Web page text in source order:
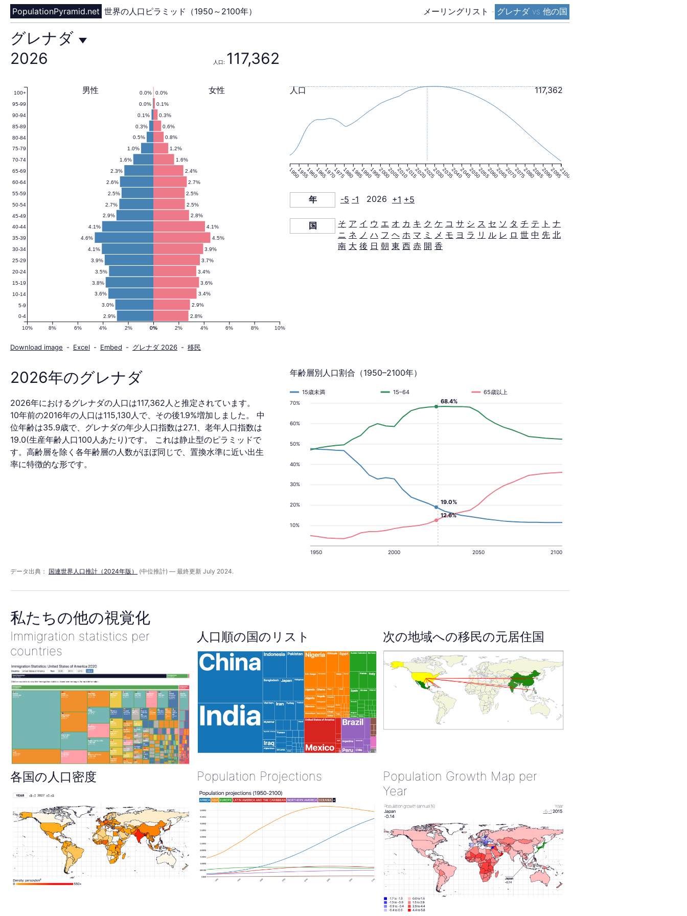
メーリングリスト - グレナダ vs 他の国
PopulationPyramid.net 世界の人口ピラミッド（1950～2100年）
グ
レ
ナ
ダ
の
人
口
ピ
ラ
ミ
ッ
年
グレナダ
2026
人口: 117,362
2.8%
2.9%
2.9%
3.0%
3.4%
3.6%
3.6%
3.8%
3.4%
3.5%
3.7%
3.9%
3.9%
4.1%
4.5%
4.6%
4.1%
4.1%
2.8%
2.9%
2.5%
2.7%
2.5%
2.5%
2.7%
2.6%
2.4%
2.3%
1.6%
1.6%
1.2%
1.0%
0.8%
0.5%
0.6%
0.3%
0.3%
0.1%
0.1%
0.0%
0.0%
0.0% 女性
男性
0% 2% 4% 6% 8% 10%
10% 8% 6% 4% 2% 0%
0-4
5-9
10-14
15-19
20-24
25-29
30-34
35-39
40-44
45-49
50-54
55-59
60-64
65-69
70-74
75-79
80-84
85-89
90-94
95-99
100+
Download image - Excel - Embed - グレナダ 2026 - 移民
1950195519601965197019751980198519901995200020052010201520202025203020352040204520502055206020652070207520802085209020952100
117,362
人口
年 -5 -1 2026 +1 +5
国 そ ア イ ウ エ オ カ キ ク ケ コ サ シ ス セ ソ タ チ テ ト ナ
ニ ネ ノ ハ フ ヘ ホ マ ミ メ モ ヨ ラ リ ル レ ロ 世 中 先 北
南 大 後 日 朝 東 西 赤 開 香
2026年のグレナダ
2026年におけるグレナダの人口は117,362人と推定されています。
10年前の2016年の人口は115,130人で、その後1.9%増加しました。 中
位年齢は35.9歳で、グレナダの年少人口指数は27.1、老年人口指数は
19.0(生産年齢人口100人あたり)です。 これは静止型のピラミッドで
す。高齢層を除く各年齢層の人数がほぼ同じで、置換水準に近い出生
率に特徴的な形です。
年齢層別人口割合（1950–2100年）
10%
20%
30%
40%
50%
60%
70%
1950 2000 2050 2100
15歳未満 15–64 65歳以上
19.0%
12.6%
68.4%
データ出典： 国連世界人口推計（2024年版） (中位推計) — 最終更新 July 2024.
私たちの他の視覚化
Immigration statistics per
countries
人口順の国のリスト 次の地域への移民の元居住国
各国の人口密度 Population Projections
Population Growth Map per
Year